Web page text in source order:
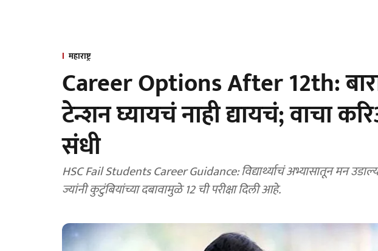
महाराष्ट्र
Career Options After 12th:
टेन्शन घ्यायचं नाही द्यायचं; वाचा
संधी
HSC Fail Students Career Guidance: विद्यार्थ्याचं अभ्यासातून मन
ज्यांनी कुटुंबियांच्या दबावामुळे 12 ची परीक्षा दिली आहे.